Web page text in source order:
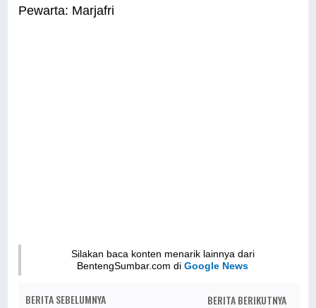
Pewarta: Marjafri
Silakan baca konten menarik lainnya dari
BentengSumbar.com diGoogle News
BERITA SEBELUMNYA BERITA BERIKUTNYA